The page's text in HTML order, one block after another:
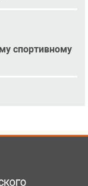
спортивному